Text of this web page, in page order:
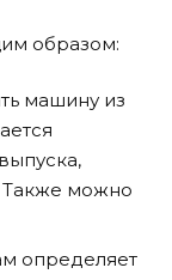
образом:
машину из
Также можно
определяет